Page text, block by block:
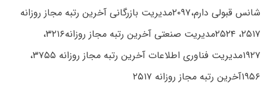
شانس قبولی دارم،۲۰۹۷مدیریت بازرگانی آخرین رتبه مجاز روزانه
۲۵۱۷، ۲۵۲۴مدیریت صنعتی آخرین رتبه مجاز روزانه۳۲۱۶،
۱۹۲۷مدیریت فناوری اطلاعات آخرین رتبه مجاز روزانه ۳۷۵۵،
۱۹۵۶آخرین رتبه مجاز روزانه ۲۵۱۷